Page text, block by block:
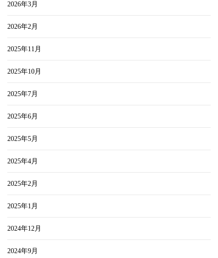
2026年3月
2026年2月
2025年11月
2025年10月
2025年7月
2025年6月
2025年5月
2025年4月
2025年2月
2025年1月
2024年12月
2024年9月